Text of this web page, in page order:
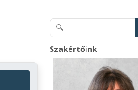
Szakértőink